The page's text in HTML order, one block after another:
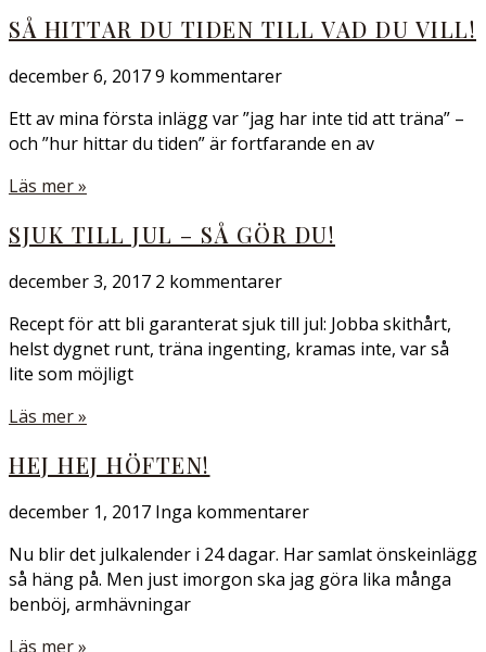
SÅ HITTAR DU TIDEN TILL VAD DU VILL!
december 6, 20179 kommentarer
Ett av mina första inlägg var ”jag har inte tid att träna” –
och ”hur hittar du tiden” är fortfarande en av
Läs mer »
SJUK TILL JUL – SÅ GÖR DU!
december 3, 2017 2 kommentarer
Recept för att bli garanterat sjuk till jul: Jobba skithårt,
helst dygnet runt, träna ingenting, kramas inte, var så
lite som möjligt
Läs mer »
HEJ HEJ HÖFTEN!
december 1, 2017 Inga kommentarer
Nu blir det julkalender i 24 dagar. Har samlat önskeinlägg
så häng på. Men just imorgon ska jag göra lika många
benböj, armhävningar
Läs mer »